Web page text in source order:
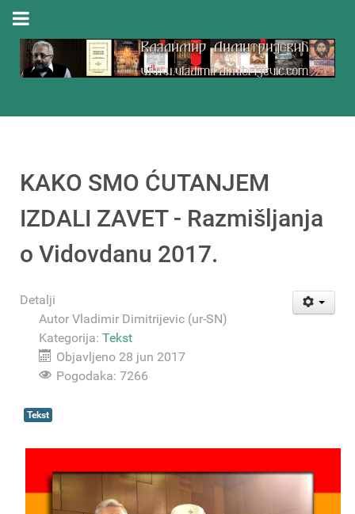
KAKO SMO ĆUTANJEM
IZDALI ZAVET - Razmišljanja
o Vidovdanu 2017.
Detalji
Autor Vladimir Dimitrijevic (ur-SN)
Kategorija: Tekst
Objavljeno 28 jun 2017
Pogodaka: 7266
Tekst